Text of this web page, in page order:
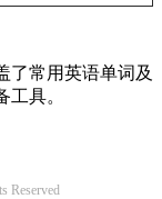
了常用英语单词及
具。
Reserved